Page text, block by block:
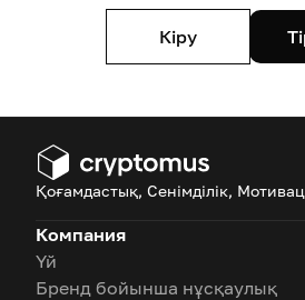
Кіру
Қоғамдастық, Сенімділік,
Компания
Үй
Бренд бойынша нұсқаулық